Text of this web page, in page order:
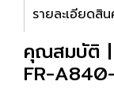
รายละเอียดสิน
คุณสมบัติ |
FR-